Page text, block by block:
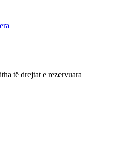
të drejtat e rezervuara